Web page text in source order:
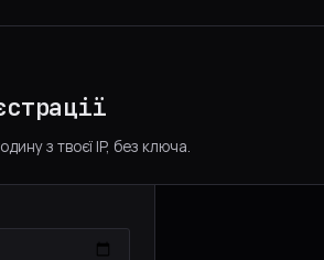
з твоєї IP, без ключа.